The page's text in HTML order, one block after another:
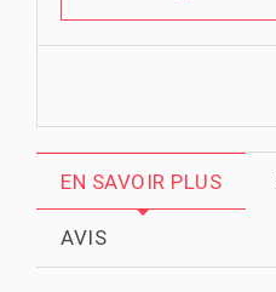
EN SAVOIR PLUS
AVIS